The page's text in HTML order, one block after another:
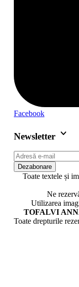
Facebook
Newsletter keyboard_arrow_down
Dezabonare
Toate textele și
Ne
Utilizarea
TOFALVI
Toate drepturile